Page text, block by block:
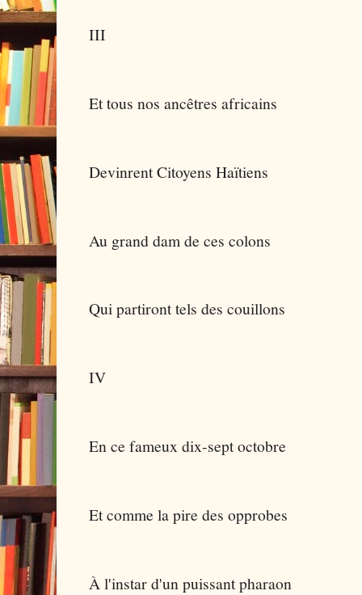
III
Et tous nos ancêtres africains
Devinrent Citoyens Haïtiens
Au grand dam de ces colons
Qui partiront tels des couillons
IV
En ce fameux dix-sept octobre
Et comme la pire des opprobes
À l'instar d'un puissant pharaon